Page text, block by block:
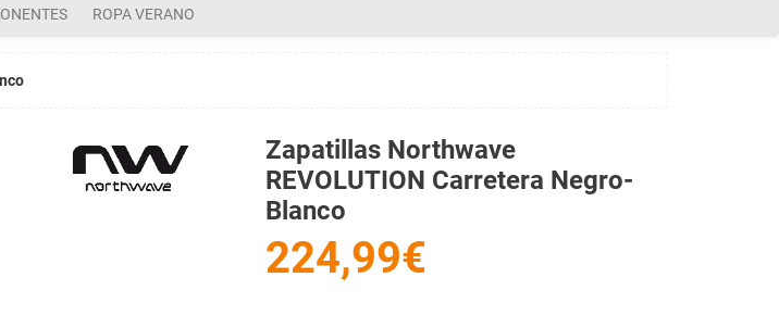
ROPA VERANO
Zapatillas Northwave
REVOLUTION Carretera Negro-
Blanco
224,99€